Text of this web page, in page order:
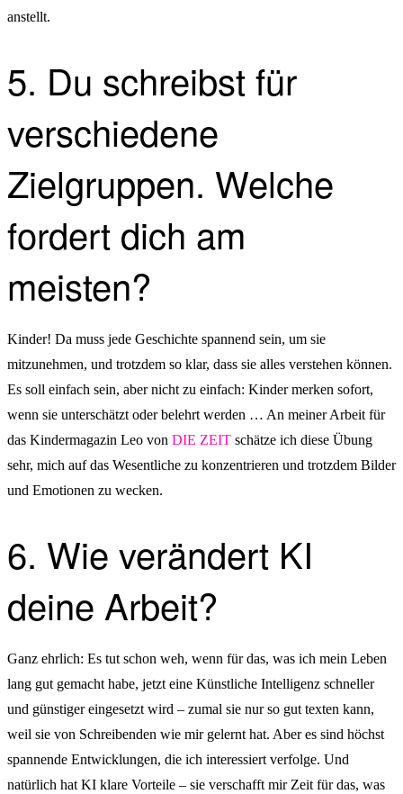
anstellt.
5. Du schreibst für
verschiedene
Zielgruppen. Welche
fordert dich am
meisten?
Kinder! Da muss jede Geschichte spannend sein, um sie
mitzunehmen, und trotzdem so klar, dass sie alles verstehen können.
Es soll einfach sein, aber nicht zu einfach: Kinder merken sofort,
wenn sie unterschätzt oder belehrt werden … An meiner Arbeit für
das Kindermagazin Leo von DIE ZEIT schätze ich diese Übung
sehr, mich auf das Wesentliche zu konzentrieren und trotzdem Bilder
und Emotionen zu wecken.
6. Wie verändert KI
deine Arbeit?
Ganz ehrlich: Es tut schon weh, wenn für das, was ich mein Leben
lang gut gemacht habe, jetzt eine Künstliche Intelligenz schneller
und günstiger eingesetzt wird – zumal sie nur so gut texten kann,
weil sie von Schreibenden wie mir gelernt hat. Aber es sind höchst
spannende Entwicklungen, die ich interessiert verfolge. Und
natürlich hat KI klare Vorteile – sie verschafft mir Zeit für das, was